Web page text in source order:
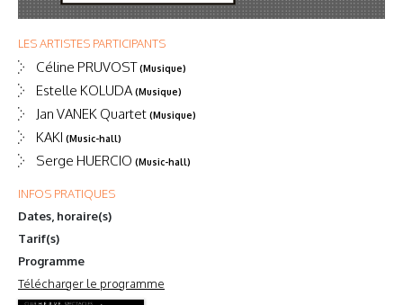
LES ARTISTES PARTICIPANTS
Céline PRUVOST(Musique)
Estelle KOLUDA(Musique)
Jan VANEK Quartet (Musique)
KAKI (Music-hall)
Serge HUERCIO (Music-hall)
INFOS PRATIQUES
Dates, horaire(s)
Tarif(s)
Programme
Télécharger le programme